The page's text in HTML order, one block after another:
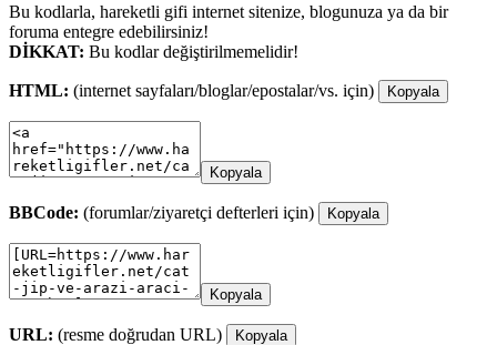
Bu kodlarla, hareketli gifi internet sitenize, blogunuza ya da bir
foruma entegre edebilirsiniz!
DİKKAT: Bu kodlar değiştirilmemelidir!
HTML: (internet sayfaları/bloglar/epostalar/vs. için) Kopyala
Kopyala
BBCode: (forumlar/ziyaretçi defterleri için) Kopyala
Kopyala
URL: (resme doğrudan URL) Kopyala